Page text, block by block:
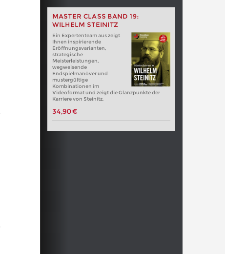
MASTER CLASS BAND 19:
WILHELM STEINITZ
Ein Expertenteam aus zeigt
Ihnen inspirierende
Eröffnungsvarianten,
strategische
Meisterleistungen,
wegweisende
Endspielmanöver und
mustergültige
Kombinationen im
Videoformat und zeigt die Glanzpunkte der
Karriere von Steinitz.
34,90 €